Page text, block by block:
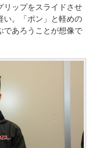
リップをスライドさせ
い。「ポン」と軽めの
であろうことが想像で